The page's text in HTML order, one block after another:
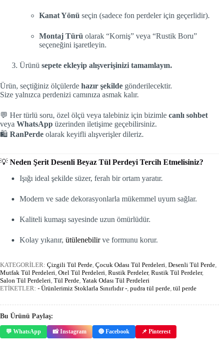
Kanat Yönü seçin (sadece fon perdeler için geçerlidir).
Montaj Türü olarak “Korniş” veya “Rustik Boru”
seçeneğini işaretleyin.
Ürünü sepete ekleyip alışverişinizi tamamlayın.
Ürün, seçtiğiniz ölçülerde hazır şekilde gönderilecektir.
Size yalnızca perdenizi camınıza asmak kalır.
💬 Her türlü soru, özel ölçü veya talebiniz için bizimle canlı sohbet
veya WhatsApp üzerinden iletişime geçebilirsiniz.
🛍️ RanPerde olarak keyifli alışverişler dileriz.
💡 Neden Şerit Desenli Beyaz Tül Perdeyi Tercih Etmelisiniz?
Işığı ideal şekilde süzer, ferah bir ortam yaratır.
Modern ve sade dekorasyonlarla mükemmel uyum sağlar.
Kaliteli kumaşı sayesinde uzun ömürlüdür.
Kolay yıkanır, ütülenebilirve formunu korur.
KATEGORİLER: Çizgili Tül Perde, Çocuk Odası Tül Perdeleri, Desenli Tül Perde,
Mutfak Tül Perdeleri, Otel Tül Perdeleri, Rustik Perdeler, Rustik Tül Perdeler,
Salon Tül Perdeleri, Tül Perde, Yatak Odası Tül Perdeleri
ETİKETLER: - Ürünlerimiz Stoklarla Sınırlıdır -, pudra tül perde, tül perde
Bu Ürünü Paylaş:
💬 WhatsApp 📸 Instagram 🔵 Facebook 📌 Pinterest